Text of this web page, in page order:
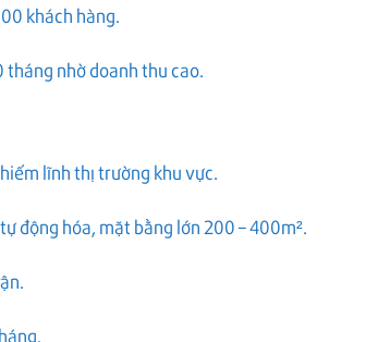
khách hàng.
tháng nhờ doanh thu cao.
lĩnh thị trường khu vực.
động hóa, mặt bằng lớn 200 – 400m².